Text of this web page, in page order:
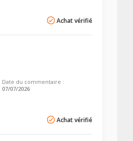
Achat vérifié
Date du commentaire :
07/07/2026
Achat vérifié